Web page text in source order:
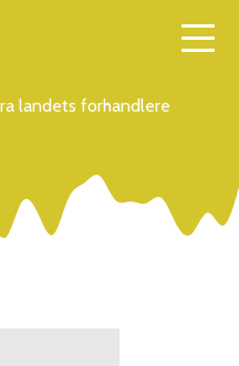
landets forhandlere